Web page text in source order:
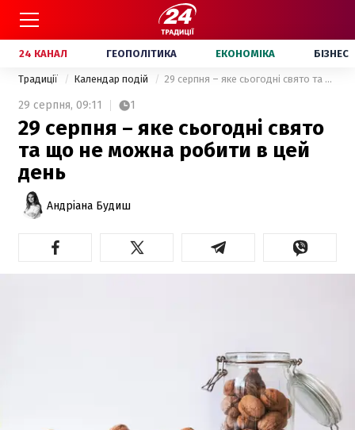
24 КАНАЛ ГЕОПОЛІТИКА ЕКОНОМІКА БІЗНЕС
Традиції Календар подій 29 серпня – яке сьогодні свято та що не можна робити в цей день
29 серпня, 09:11 1
29 серпня – яке сьогодні свято
та що не можна робити в цей
день
Андріана Будиш